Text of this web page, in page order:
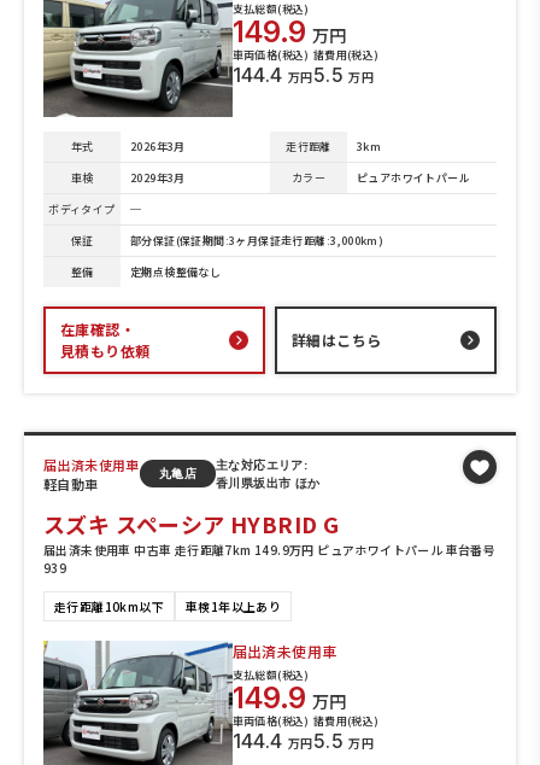
支払総額(税込)
149.9 万円
車両価格(税込)
144.4 万円
諸費用(税込)
5.5 万円
年式 2026年3月 走行距離
3km
車検
2029年3月 カラー
ピュアホワイトパール
ボディタイプ
─
保証
部分保証(保証期間:3ヶ月保証走行距離:3,000km)
整備
定期点検整備なし
在庫確認・
見積もり依頼
詳細はこちら
届出済未使用車
軽自動車
丸亀店
主な対応エリア:
香川県坂出市 ほか
スズキ スペーシア HYBRID G
届出済未使用車 中古車 走行距離7km 149.9万円 ピュアホワイトパール 車台番号
939
走行距離10km以下 車検1年以上あり
届出済未使用車
支払総額(税込)
149.9 万円
車両価格(税込)
144.4 万円
諸費用(税込)
5.5 万円